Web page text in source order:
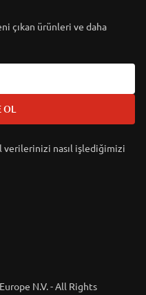
çıkan ürünleri ve daha
OL
verilerinizi nasıl işlediğimizi
N.V. - All Rights